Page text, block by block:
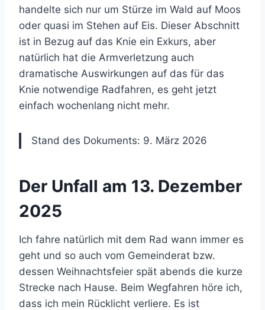
handelte sich nur um Stürze im Wald auf Moos
oder quasi im Stehen auf Eis. Dieser Abschnitt
ist in Bezug auf das Knie ein Exkurs, aber
natürlich hat die Armverletzung auch
dramatische Auswirkungen auf das für das
Knie notwendige Radfahren, es geht jetzt
einfach wochenlang nicht mehr.
Stand des Dokuments: 9. März 2026
Der Unfall am 13. Dezember
2025
Ich fahre natürlich mit dem Rad wann immer es
geht und so auch vom Gemeinderat bzw.
dessen Weihnachtsfeier spät abends die kurze
Strecke nach Hause. Beim Wegfahren höre ich,
dass ich mein Rücklicht verliere. Es ist